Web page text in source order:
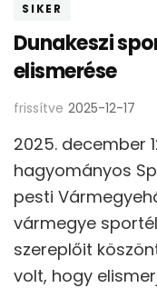
SIKER
Dunakeszi
elismerése
frissítve 2025-12-17
2025. december
hagyományos
pesti
vármegye
szereplőit
volt, hogy